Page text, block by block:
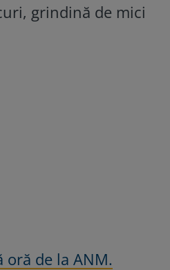
grindină de mici
de la ANM.